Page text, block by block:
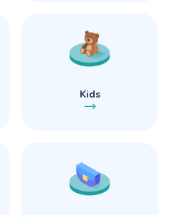
Kids